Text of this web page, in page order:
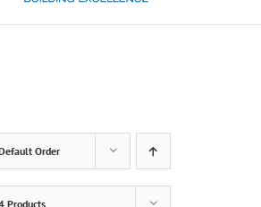
Order
Products